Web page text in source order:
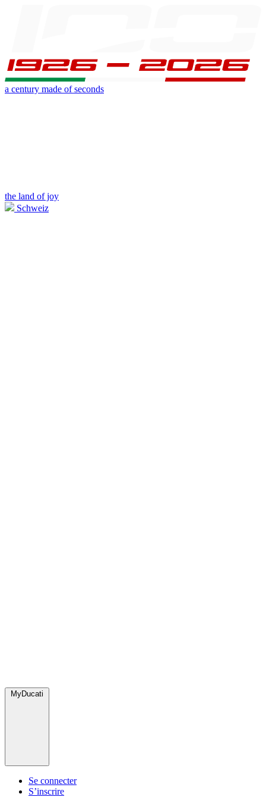
a century made of seconds
the land of joy
Schweiz
MyDucati
Se connecter
S’inscrire